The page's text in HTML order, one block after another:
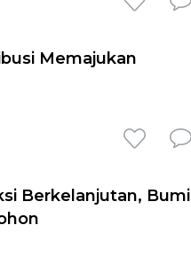
Memajukan
Berkelanjutan, Bumi